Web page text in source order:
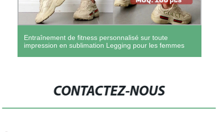
Entraînement de fitness personnalisé sur toute
impression en sublimation Legging pour les femmes
CONTACTEZ-NOUS